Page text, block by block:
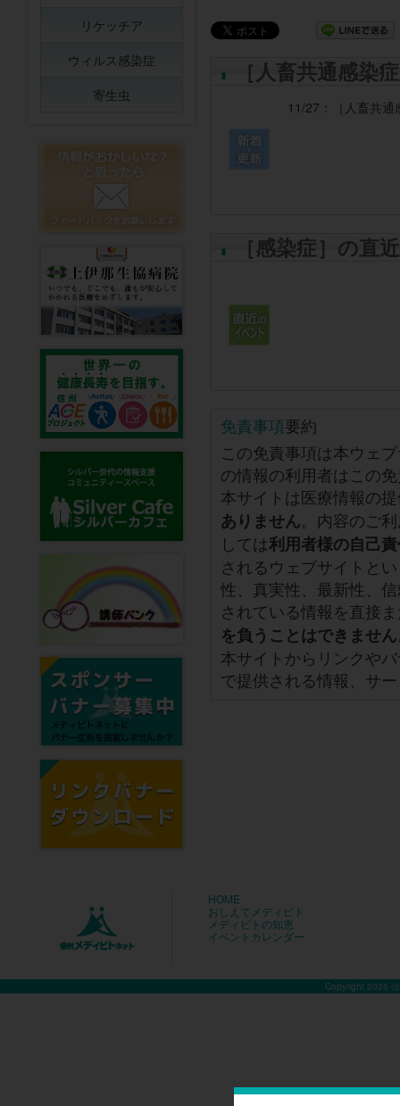
［人畜共通感染
11/27： ［人畜共
［感染症］の直
免責事項要約
この免責事項は本ウェ
の情報の利用者はこの
本サイトは医療情報の
ありません。内容のご
しては利用者様の自己
されるウェブサイトと
性、真実性、最新性、
されている情報を直接
を負うことはできません
本サイトからリンクや
で提供される情報、サ
リケッチア
ウィルス感染症
寄生虫
HOME
おしえてメディビト
メディビトの知恵
イベントカレンダー
Copyright 2026